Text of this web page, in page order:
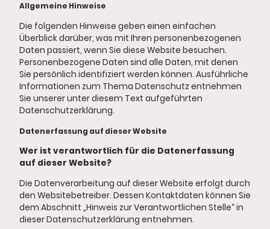
Allgemeine Hinweise
Die folgenden Hinweise geben einen einfachen
Überblick darüber, was mit Ihren personenbezogenen
Daten passiert, wenn Sie diese Website besuchen.
Personenbezogene Daten sind alle Daten, mit denen
Sie persönlich identifiziert werden können. Ausführliche
Informationen zum Thema Datenschutz entnehmen
Sie unserer unter diesem Text aufgeführten
Datenschutzerklärung.
Datenerfassung auf dieser Website
Wer ist verantwortlich für die Datenerfassung
auf dieser Website?
Die Datenverarbeitung auf dieser Website erfolgt durch
den Websitebetreiber. Dessen Kontaktdaten können Sie
dem Abschnitt „Hinweis zur Verantwortlichen Stelle“ in
dieser Datenschutzerklärung entnehmen.